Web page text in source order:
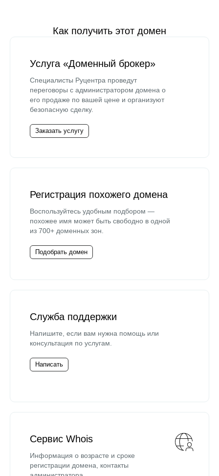
Как получить этот домен
Услуга «Доменный брокер»
Специалисты Руцентра проведут
переговоры с администратором домена о
его продаже по вашей цене и организуют
безопасную сделку.
Заказать услугу
Регистрация похожего домена
Воспользуйтесь удобным подбором —
похожее имя может быть свободно в одной
из 700+ доменных зон.
Подобрать домен
Служба поддержки
Напишите, если вам нужна помощь или
консультация по услугам.
Написать
Сервис Whois
Информация о возрасте и сроке
регистрации домена, контакты